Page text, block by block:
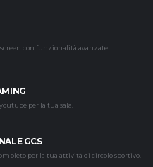
con funzionalità avanzate.
per la tua sala.
GCS
per la tua attività di circolo sportivo.